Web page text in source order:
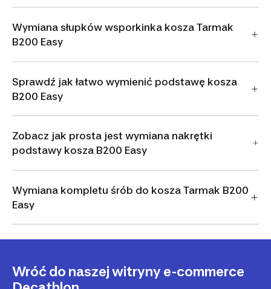
Wymiana słupków wsporkinka kosza Tarmak
B200 Easy
Sprawdź jak łatwo wymienić podstawę kosza
B200 Easy
Zobacz jak prosta jest wymiana nakrętki
podstawy kosza B200 Easy
Wymiana kompletu śrób do kosza Tarmak B200
Easy
Wróć do naszej witryny e-commerce